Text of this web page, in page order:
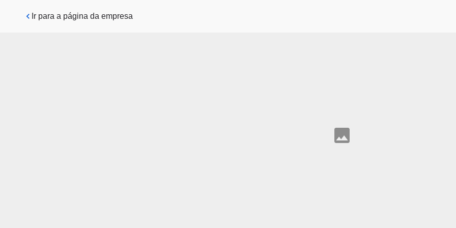
Pular para o conteúdo principal
Ir para a página da empresa